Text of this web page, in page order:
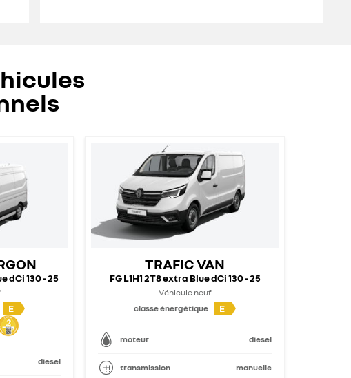
dCi 130 - 25
E
diesel
TRAFIC VAN
FG L1H1 2T8 extra Blue dCi 130 - 25
Véhicule neuf
classe énergétique
E
moteur diesel
transmission manuelle